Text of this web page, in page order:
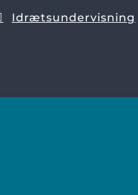
Idrætsundervisning